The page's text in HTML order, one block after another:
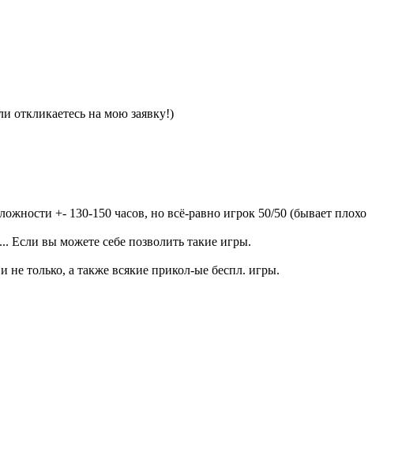
откликаетесь на мою заявку!)
+- 130-150 часов, но всё-равно игрок 50/50 (бывает плохо
Если вы можете себе позволить такие игры.
не только, а также всякие прикол-ые беспл. игры.